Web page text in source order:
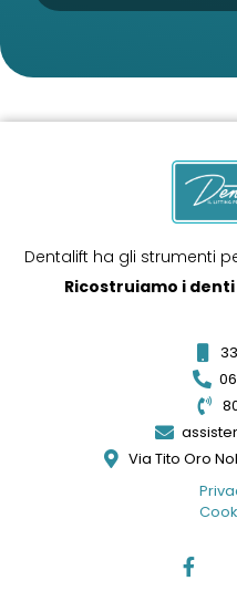
Dentalift ha gli strumenti
Ricostruiamo i denti
Via Tito Oro